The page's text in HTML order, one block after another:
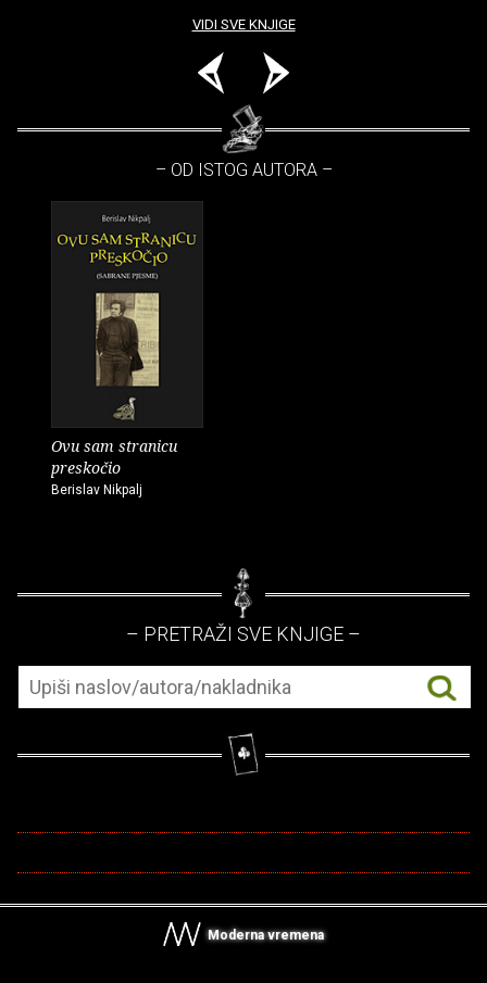
VIDI SVE KNJIGE
– OD ISTOG AUTORA –
Ovu sam stranicu
preskočio
Berislav Nikpalj
– PRETRAŽI SVE KNJIGE –
Moderna vremena